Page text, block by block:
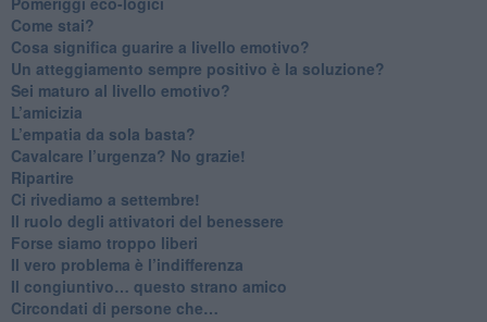
​Come stai?
Cosa significa guarire a livello emotivo?
​Un atteggiamento sempre positivo è la soluzione?
​Sei maturo al livello emotivo?
​L’amicizia
​L’empatia da sola basta?
​Cavalcare l’urgenza? No grazie!
Ripartire
​Ci rivediamo a settembre!
​Il ruolo degli attivatori del benessere
​Forse siamo troppo liberi
​Il vero problema è l’indifferenza
​Il congiuntivo… questo strano amico
​Circondati di persone che…